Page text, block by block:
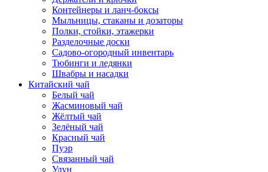
Контейнеры и ланч-боксы
Мыльницы, стаканы и дозаторы
Полки, стойки, этажерки
Разделочные доски
Садово-огородный инвентарь
Тюбинги и ледянки
Швабры и насадки
Китайский чай
Белый чай
Жасминовый чай
Жёлтый чай
Зелёный чай
Красный чай
Пуэр
Связанный чай
Улун